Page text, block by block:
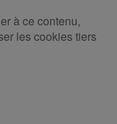
à ce contenu,
les cookies tiers